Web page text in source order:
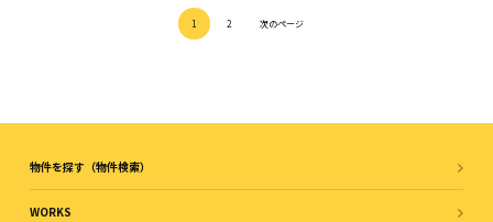
1 2 次のページ
物件を探す（物件検索）
WORKS